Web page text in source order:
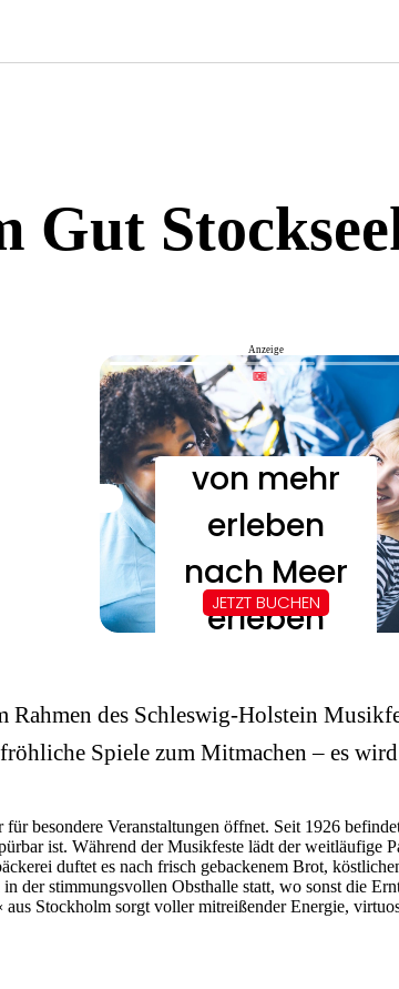
Gut
Anzeige
des Schleswig-Holstein
Spiele zum Mitmachen – es
besondere Veranstaltungen öffnet. Seit 1926
ist. Während der Musikfeste lädt der weitläufige
duftet es nach frisch gebackenem Brot,
der stimmungsvollen Obsthalle statt, wo sonst die
Stockholm sorgt voller mitreißender Energie,